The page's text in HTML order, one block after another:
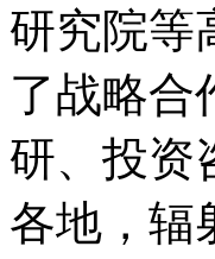
研究院等
了战略合
研、投资
各地，辐